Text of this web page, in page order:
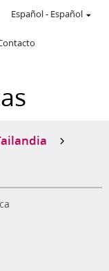
Español- Español